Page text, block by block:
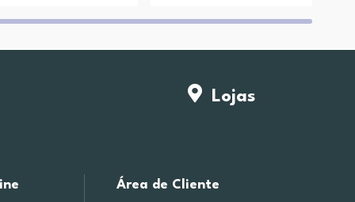
Lojas
Área de Cliente